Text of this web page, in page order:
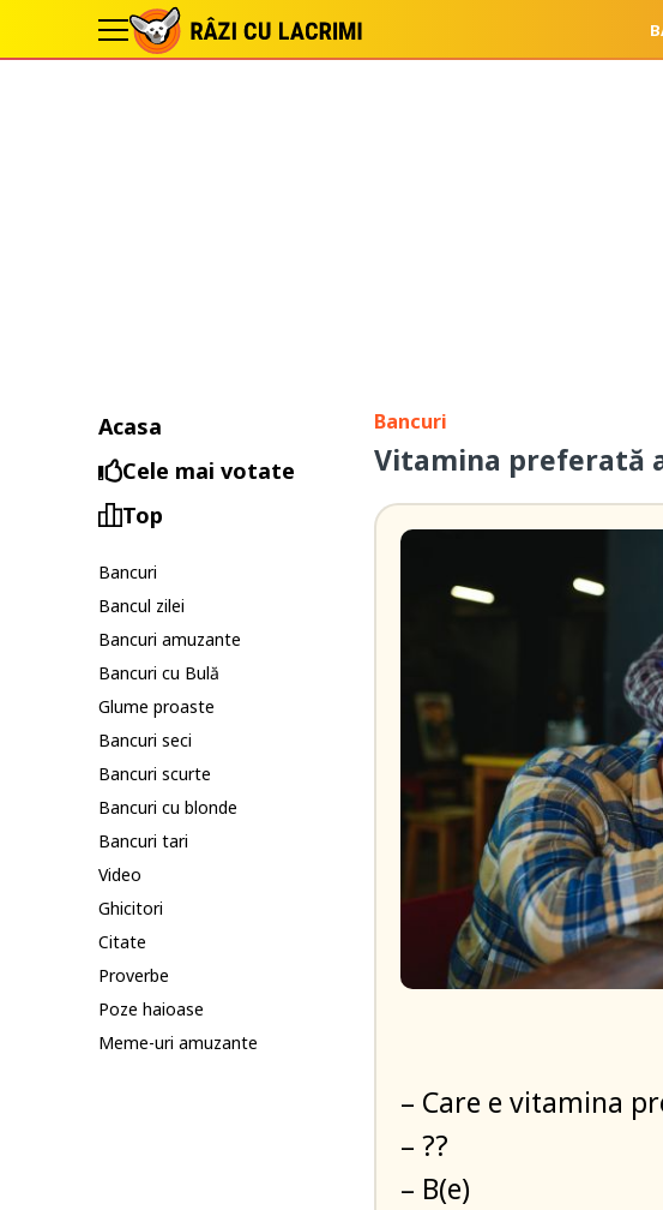
Acasa
Cele mai votate
Top
Bancuri
Bancul zilei
Bancuri amuzante
Bancuri cu Bulă
Glume proaste
Bancuri seci
Bancuri scurte
Bancuri cu blonde
Bancuri tari
Video
Ghicitori
Citate
Proverbe
Poze haioase
Meme-uri amuzante
Bancuri
Vitamina preferată
– Care e vitamina
– ??
– B(e)